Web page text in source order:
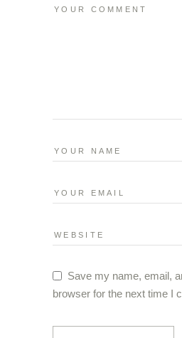
Save my name, email,
browser for the next time I